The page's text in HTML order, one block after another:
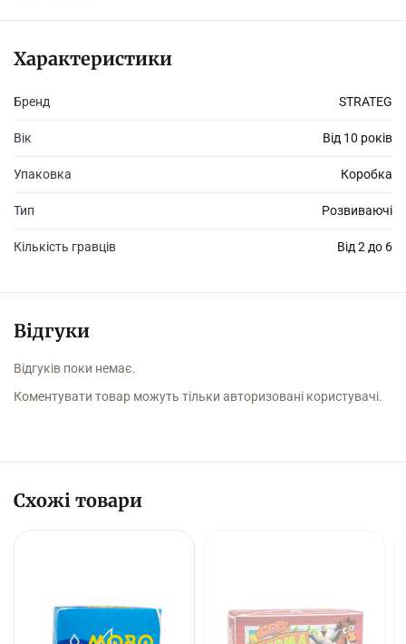
♦ Рекомендований вік: 10+
♦ Комплектація гри: картонна коробка розміром 13,5х9х2,2 см,
98 карток з картону, інструкція.
♦ Кількість гравців: 2-6
Гра українською мовою.
Характеристики
Бренд STRATEG
Вік Від 10 років
Упаковка Коробка
Тип Розвиваючі
Кількість гравців Від 2 до 6
Відгуки
Відгуків поки немає.
Коментувати товар можуть тільки авторизовані користувачі.
Схожі товари